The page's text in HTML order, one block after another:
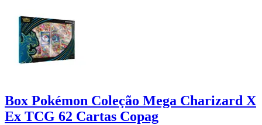
Box Pokémon Coleção Mega Charizard X
Ex TCG 62 Cartas Copag